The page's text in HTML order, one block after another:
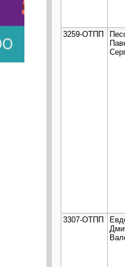
3259-ОТПП
3307-ОТПП